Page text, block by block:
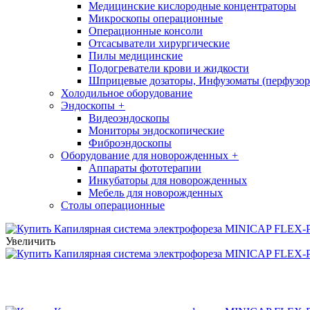
Медицинские кислородные концентраторы
Микроскопы операционные
Операционные консоли
Отсасыватели хирургические
Пилы медицинские
Подогреватели крови и жидкости
Шприцевые дозаторы, Инфузоматы
Холодильное оборудование
Эндоскопы +
Видеоэндоскопы
Мониторы эндоскопические
Фиброэндоскопы
Оборудование для новорожденных +
Аппараты фототерапии
Инкубаторы для новорожденных
Мебель для новорожденных
Столы операционные
Увеличить